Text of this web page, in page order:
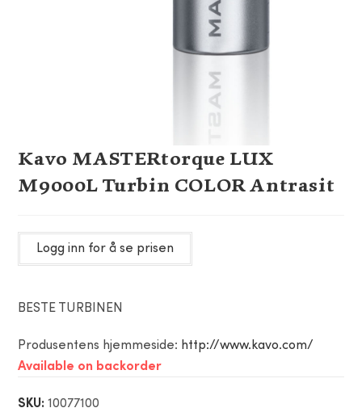
Kavo MASTERtorque LUX
M9000L Turbin COLOR Antrasit
Logg inn for å se prisen
BESTE TURBINEN
Produsentens hjemmeside: http://www.kavo.com/
Available on backorder
SKU:10077100